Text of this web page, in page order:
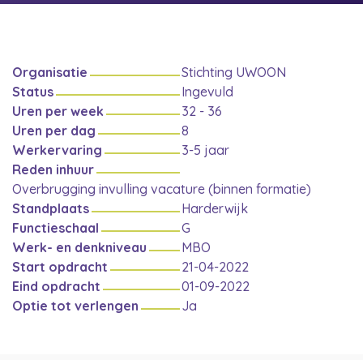
Organisatie
Stichting UWOON
Status
Ingevuld
Uren per week
32 - 36
Uren per dag
8
Werkervaring
3-5 jaar
Reden inhuur
Overbrugging invulling vacature (binnen formatie)
Standplaats
Harderwijk
Functieschaal
G
Werk- en denkniveau
MBO
Start opdracht
21-04-2022
Eind opdracht
01-09-2022
Optie tot verlengen
Ja